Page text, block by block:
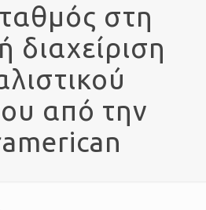
στη
διαχείριση
από την